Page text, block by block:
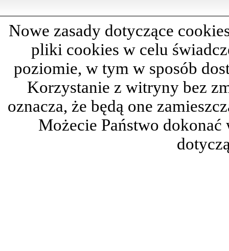
Nowe zasady dotyczące
pliki cookies w celu
poziomie, w tym w sposób
Korzystanie z witryny bez
oznacza, że będą one
Możecie Państwo